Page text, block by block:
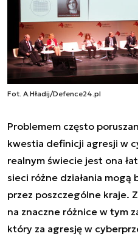
Fot. A.Hładij/Defence24.pl
Problemem często
kwestia definicji agresji w
realnym świecie jest ona
sieci różne działania
przez poszczególne kraje.
na znaczne różnice w tym
który za agresję w